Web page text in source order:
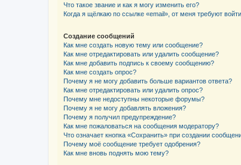
Что такое звание и как я могу изменить его?
Когда я щёлкаю по ссылке «email», от меня требуют
Создание сообщений
Как мне создать новую тему или сообщение?
Как мне отредактировать или удалить сообщение?
Как мне добавить подпись к своему сообщению?
Как мне создать опрос?
Почему я не могу добавить больше вариантов ответа?
Как мне отредактировать или удалить опрос?
Почему мне недоступны некоторые форумы?
Почему я не могу добавлять вложения?
Почему я получил предупреждение?
Как мне пожаловаться на сообщения модератору?
Что означает кнопка «Сохранить» при создании
Почему моё сообщение требует одобрения?
Как мне вновь поднять мою тему?